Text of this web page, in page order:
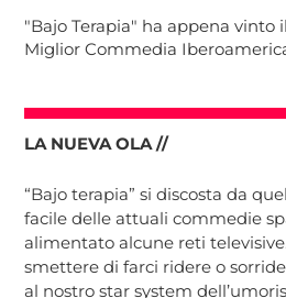
"Bajo Terapia" ha appena
Miglior Commedia
LA NUEVA OLA //
“Bajo terapia” si discosta da
facile delle attuali commedie
alimentato alcune reti
smettere di farci ridere o
al nostro star system